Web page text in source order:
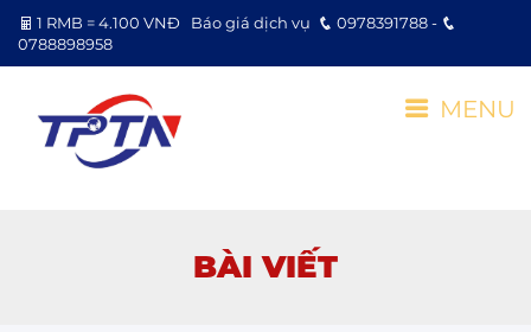
1 RMB = 4.100 VNĐ Báo giá dịch vụ
0978391788 -
0788898958
BÀI VIẾT
MENU